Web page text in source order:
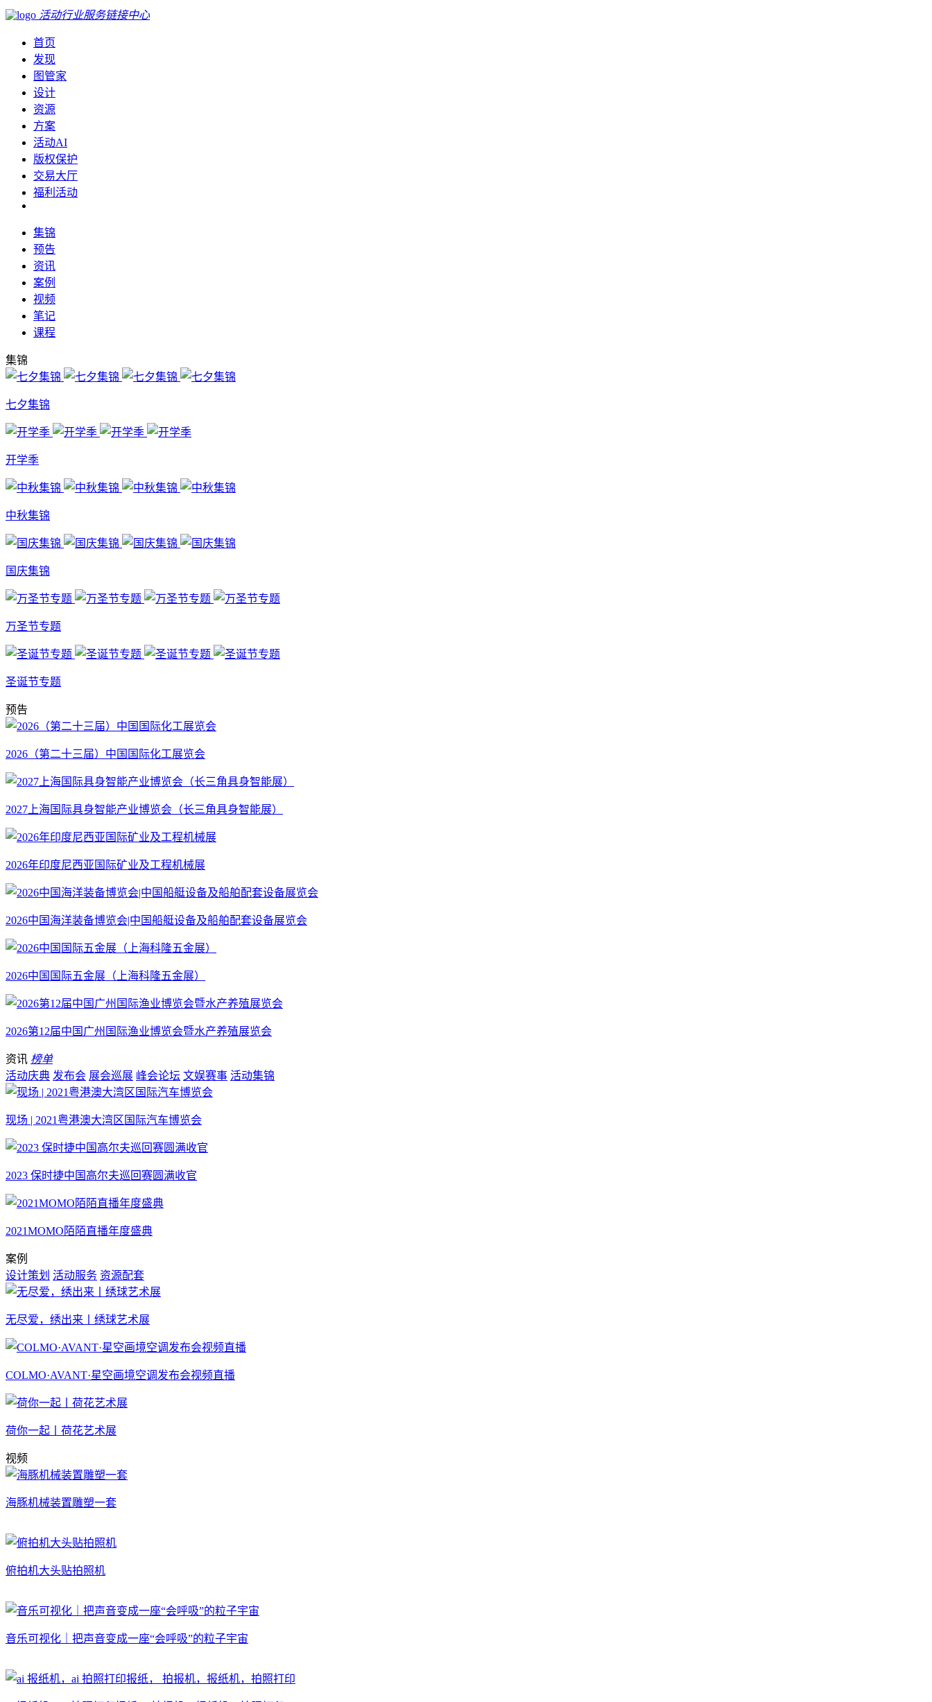
活动行业服务链接中心
首页
发现
图管家
设计
资源
方案
活动AI
版权保护
交易大厅
福利活动
集锦
预告
资讯
案例
视频
笔记
课程
集锦
七夕集锦
开学季
中秋集锦
国庆集锦
万圣节专题
圣诞节专题
预告
2026（第二十三届）中国国际化工展览会
2027上海国际具身智能产业博览会（长三角具身智能展）
2026年印度尼西亚国际矿业及工程机械展
2026中国海洋装备博览会|中国船艇设备及船舶配套设备展览会
2026中国国际五金展（上海科隆五金展）
2026第12届中国广州国际渔业博览会暨水产养殖展览会
资讯 榜单
活动庆典 发布会 展会巡展 峰会论坛 文娱赛事 活动集锦
现场 | 2021粤港澳大湾区国际汽车博览会
2023 保时捷中国高尔夫巡回赛圆满收官
2021MOMO陌陌直播年度盛典
案例
设计策划 活动服务 资源配套
无尽爱，绣出来丨绣球艺术展
COLMO·AVANT·星空画境空调发布会视频直播
荷你一起丨荷花艺术展
视频
海豚机械装置雕塑一套
俯拍机大头贴拍照机
音乐可视化｜把声音变成一座“会呼吸”的粒子宇宙